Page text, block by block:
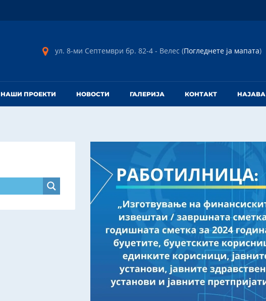
ул. 8-ми Септември бр. 82-4 - Велес (Погледнете ја мапата)
НАШИ ПРОЕКТИ НОВОСТИ ГАЛЕРИЈА КОНТАКТ НАЈАВА